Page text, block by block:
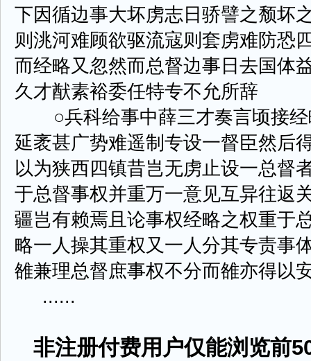
下因循边事大坏虏志日骄譬之颓坏
则洮河难顾欲驱流寇则套虏难防恐
而经略又忽然而总督边事日去国体
久才猷素裕委任特专不允所辞
○兵科给事中薛三才奏言顷接经
延袤甚广势难遥制专设一督臣然后
以为狭西四镇昔岂无虏止设一总督
于总督事权并重万一意见互异往返
疆岂有赖焉且论事权经略之权重于
略一人操其重权又一人分其专责事
雒兼理总督庶事权不分而雒亦得以
......
非注册付费用户仅能浏览前